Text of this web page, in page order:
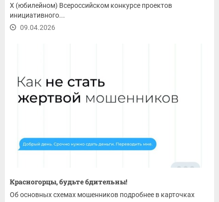
X (юбилейном) Всероссийском конкурсе проектов
инициативного...
09.04.2026
Красногорцы, будьте бдительны!
Об основных схемах мошенников подробнее в карточках